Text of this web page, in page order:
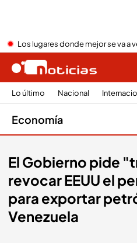
Los lugares donde mejor se va a
Lo último Nacional
Economía
El Gobierno pide
revocar EEUU el
para exportar
Venezuela